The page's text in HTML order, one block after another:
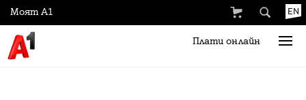
EN
Плати онлайн
Моят А1